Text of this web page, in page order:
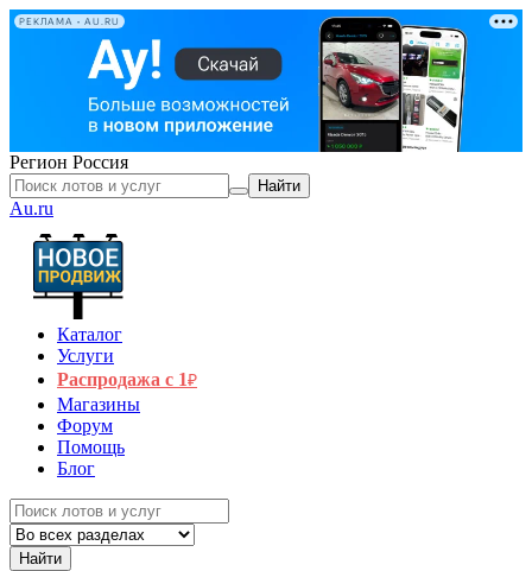
РЕКЛАМА • AU.RU
Регион Россия
Найти
Au.ru
Каталог
Услуги
Распродажа с 1₽
Магазины
Форум
Помощь
Блог
Найти